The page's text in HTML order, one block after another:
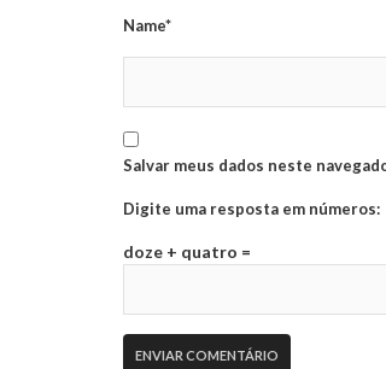
Name*
Salvar meus dados neste
Digite uma resposta em números:
doze + quatro =